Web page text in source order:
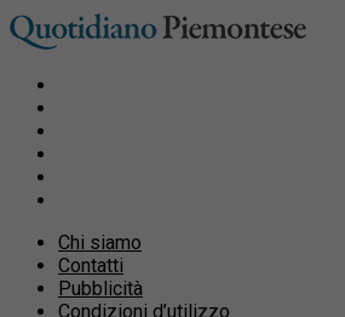
Chi siamo
Contatti
Pubblicità
Condizioni d’utilizzo